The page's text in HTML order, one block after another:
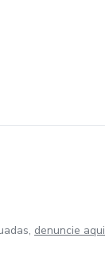
denuncie aqui